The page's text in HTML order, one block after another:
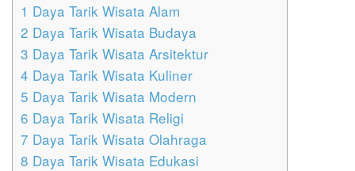
1 Daya Tarik Wisata Alam
2 Daya Tarik Wisata Budaya
3 Daya Tarik Wisata Arsitektur
4 Daya Tarik Wisata Kuliner
5 Daya Tarik Wisata Modern
6 Daya Tarik Wisata Religi
7 Daya Tarik Wisata Olahraga
8 Daya Tarik Wisata Edukasi